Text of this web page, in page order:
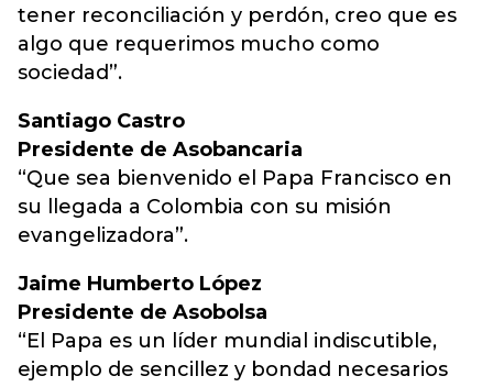
tener reconciliación y perdón, creo que es
algo que requerimos mucho como
sociedad”.
Santiago Castro
Presidente de Asobancaria
“Que sea bienvenido el Papa Francisco en
su llegada a Colombia con su misión
evangelizadora”.
Jaime Humberto López
Presidente de Asobolsa
“El Papa es un líder mundial indiscutible,
ejemplo de sencillez y bondad necesarios